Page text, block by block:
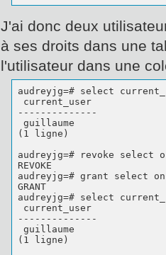
J'ai donc deux
à ses droits dans une
l'utilisateur dans une
audreyjg=# select
(1
audreyjg=#
audreyjg=# grant
audreyjg=#
current_user
--------------
guillaume
(1 ligne)